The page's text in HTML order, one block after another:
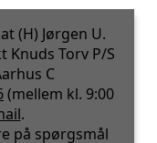
(H) Jørgen U.
Torv P/S
C
(mellem kl. 9:00
.
på spørgsmål